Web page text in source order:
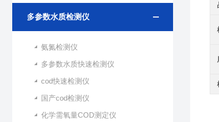
多参数水质检测仪
氨氮检测仪
多参数水质快速检测仪
cod快速检测仪
国产cod检测仪
化学需氧量COD测定仪